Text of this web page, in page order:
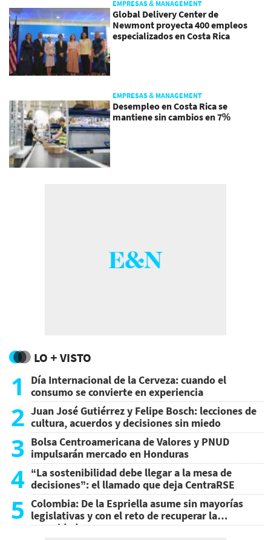
EMPRESAS & MANAGEMENT
Global Delivery Center de
Newmont proyecta 400 empleos
especializados en Costa Rica
EMPRESAS & MANAGEMENT
Desempleo en Costa Rica se
mantiene sin cambios en 7%
LO + VISTO
1
Día Internacional de la Cerveza: cuando el
consumo se convierte en experiencia
2 Juan José Gutiérrez y Felipe Bosch: lecciones de
cultura, acuerdos y decisiones sin miedo
3 Bolsa Centroamericana de Valores y PNUD
impulsarán mercado en Honduras
4 “La sostenibilidad debe llegar a la mesa de
decisiones”: el llamado que deja CentraRSE
5 Colombia: De la Espriella asume sin mayorías
legislativas y con el reto de recuperar la
seguridad